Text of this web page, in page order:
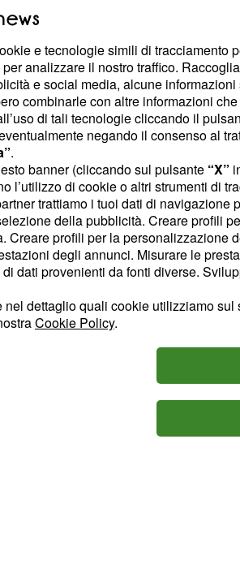
a 278 watt medi
non è un utilizzatore assiduo di
all’Amstel Gold Race è il primo
questo 2019. Tre giorni dopo la
del ciclocross ha caricato i suoi dati
assolutamente
278 wattmedi per durata
corsa, quasi sei ore e mezza per
cardiaca media è stata di 140
mentre i dati della frequenza di
probabilmente quello relativo al
soprattutto allo svolgimento della
e tecnologie simili di tracciamento
analizzare il nostro traffico.
e social media, alcune
combinarle con altre informazioni
di tali tecnologie cliccando il
negando il consenso al
.
banner (cliccando sul pulsante “X”
l’utilizzo di cookie o altri strumenti di
trattiamo i tuoi dati di
della pubblicità. Creare profili
Creare profili per la personalizzazione
degli annunci. Misurare le
dati provenienti da fonti diverse.
nel dettaglio quali cookie utilizziamo
Cookie Policy.